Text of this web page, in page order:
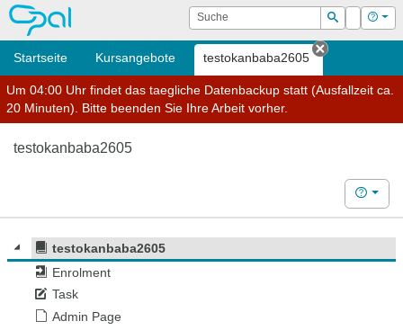
OPAL Suche
Suchen
Login Hilfe
Startseite Kursangebote testokanbaba2605
Tab
Um 04:00 Uhr findet das taegliche Datenbackup statt (Ausfallzeit ca.
20 Minuten). Bitte beenden Sie Ihre Arbeit vorher.
testokanbaba2605
Hilfe
testokanbaba2605
Enrolment
Task
Admin Page